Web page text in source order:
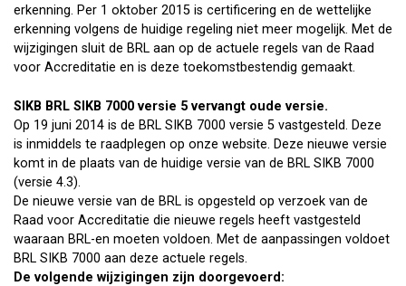
erkenning. Per 1 oktober 2015 is certificering en de wettelijke
erkenning volgens de huidige regeling niet meer mogelijk. Met de
wijzigingen sluit de BRL aan op de actuele regels van de Raad
voor Accreditatie en is deze toekomstbestendig gemaakt.
SIKB BRL SIKB 7000 versie 5 vervangt oude versie.
Op 19 juni 2014 is de BRL SIKB 7000 versie 5 vastgesteld. Deze
is inmiddels te raadplegen op onze website. Deze nieuwe versie
komt in de plaats van de huidige versie van de BRL SIKB 7000
(versie 4.3).
De nieuwe versie van de BRL is opgesteld op verzoek van de
Raad voor Accreditatie die nieuwe regels heeft vastgesteld
waaraan BRL-en moeten voldoen. Met de aanpassingen voldoet
BRL SIKB 7000 aan deze actuele regels.
De volgende wijzigingen zijn doorgevoerd: